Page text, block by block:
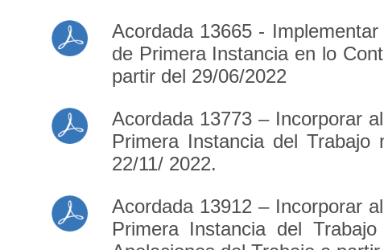
Acordada 13665 -
de Primera Instancia en lo
partir del 29/06/2022
Acordada 13773 – Incorporar
Primera Instancia del
22/11/ 2022.
Acordada 13912 – Incorporar
Primera Instancia del